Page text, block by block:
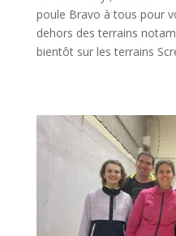
poule Bravo à tous pour
dehors des terrains
bientôt sur les terrains